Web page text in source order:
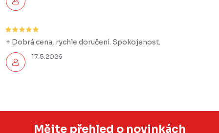
17.5.2026
+ Dobrá cena, rychle doručení. Spokojenost.
Mějte přehled o novinkách